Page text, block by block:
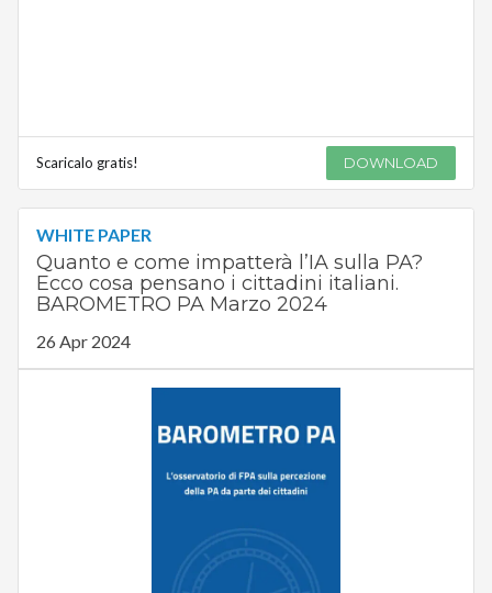
Scaricalo gratis! DOWNLOAD
WHITE PAPER
Quanto e come impatterà l’IA sulla PA?
Ecco cosa pensano i cittadini italiani.
BAROMETRO PA Marzo 2024
26 Apr 2024